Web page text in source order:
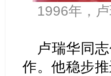
1996年，
卢瑞华同
作。他稳步